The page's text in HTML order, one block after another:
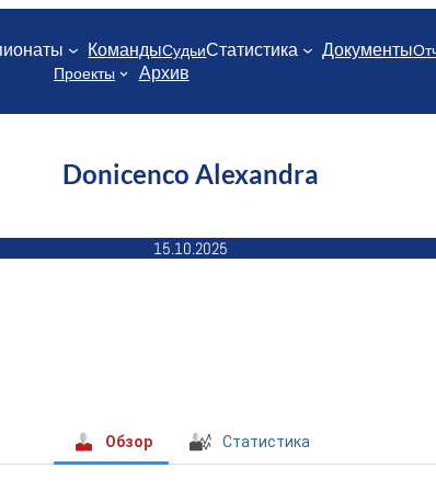
КомандыСудьиСтатистика Документы
Проекты
Архив
Donicenco Alexandra
15.10.2025
Обзор Статистика